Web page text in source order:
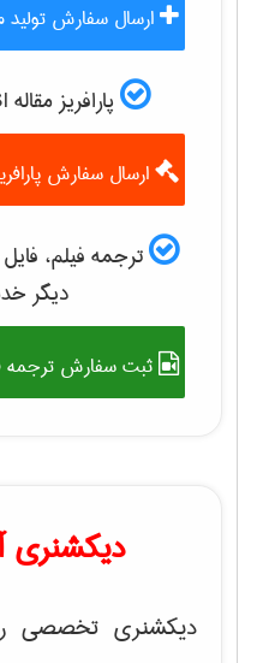
ارسال سفارش تولید
پارافریز مقاله ISI و رفع plagiarism
ارسال سفارش
ترجمه فیلم،
دیگر
ثبت سفارش ترجمه
دیکشنری
دیکشنری تخصصی